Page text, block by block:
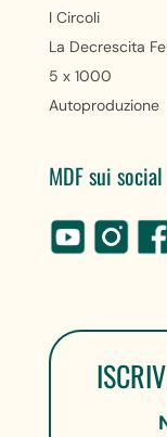
I Circoli
La Decrescita
5 x 1000
Autoproduzione
MDF sui social